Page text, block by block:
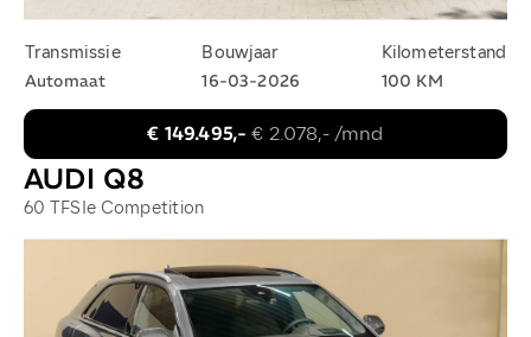
Transmissie
Automaat
Bouwjaar
16-03-2026
Kilometerstand
100 KM
€ 149.495,-€ 2.078,- /mnd
AUDI Q8
60 TFSIe Competition